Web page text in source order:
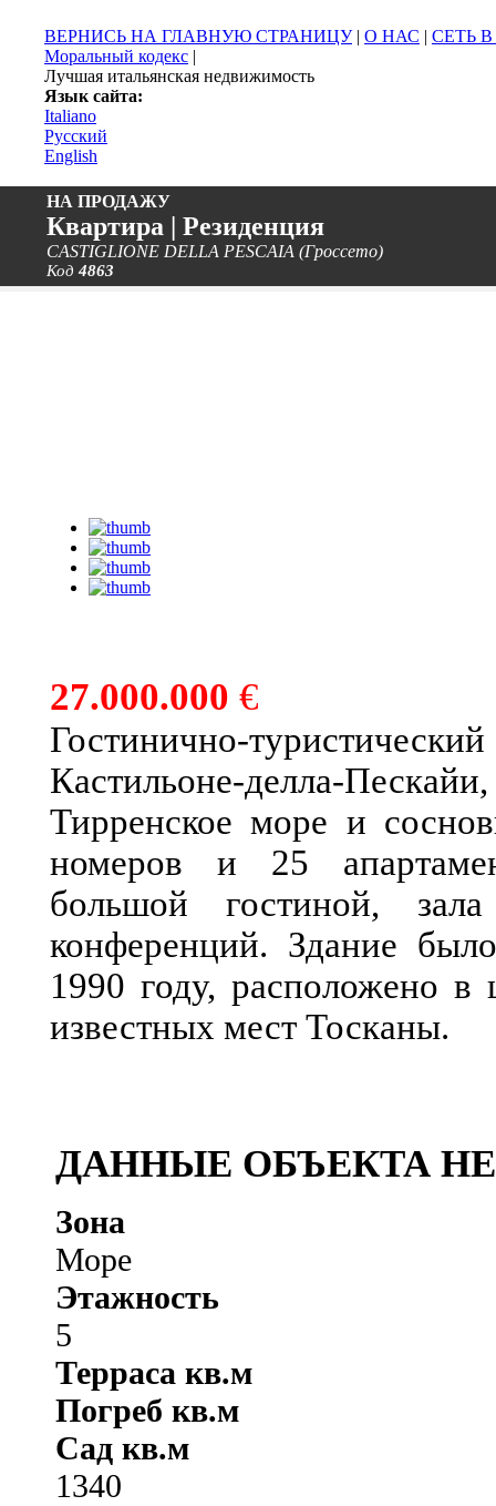
ВЕРНИСЬ НА ГЛАВНУЮ СТРАНИЦУ| О НАС | СЕТЬ
Моральный кодекс |
Лучшая итальянская недвижимость
Язык сайта:
Italiano
Русский
English
НА ПРОДАЖУ
Квартира | Резиденция
CASTIGLIONE DELLA PESCAIA (Гроссето)
Код4863
27.000.000 €
Гостинично-
Кастильоне-делла-
Тирренское море и
номеров и 25
большой гостиной,
конференций. Здание
1990 году, расположено
известных мест Тосканы.
ДАННЫЕ ОБЪЕКТА
Зона
Море
Этажность
5
Терраса кв.м
Погреб кв.м
Сад кв.м
1340